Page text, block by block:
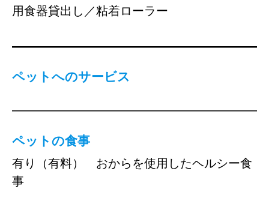
用食器貸出し／粘着ローラー
ペットへのサービス
ペットの食事
有り（有料） おからを使用したヘルシー食
事